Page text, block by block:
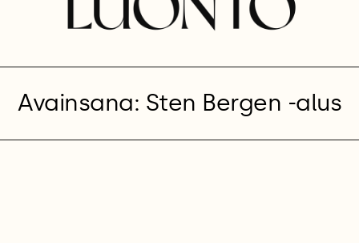
Avainsana: Sten Bergen -alus